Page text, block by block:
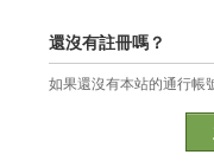
還沒有註冊嗎？
如果還沒有本站的通行帳